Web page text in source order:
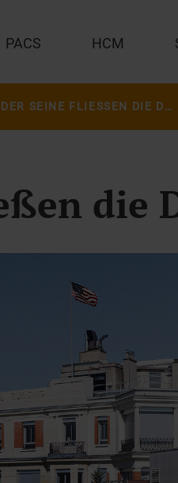
PACS HCM
AN DER SEINE FLIESSEN DIE DATEN
die